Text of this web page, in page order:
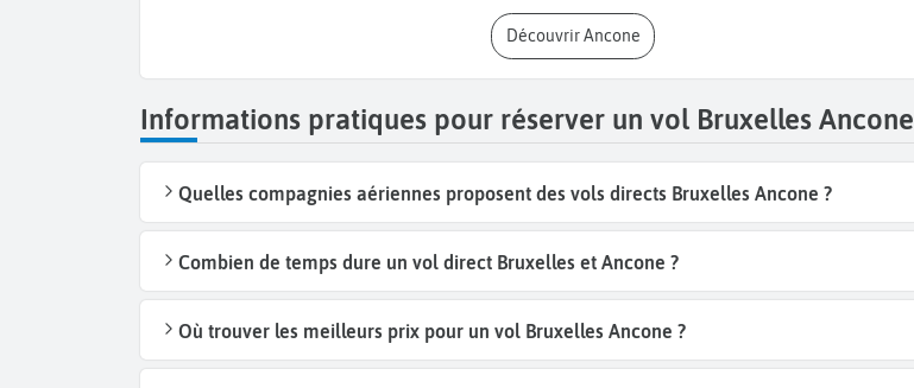
Découvrir Ancone
Informations pratiques pour réserver un vol Bruxelles Ancone
Quelles compagnies aériennes proposent des vols directs Bruxelles Ancone ?
Combien de temps dure un vol direct Bruxelles et Ancone ?
Où trouver les meilleurs prix pour un vol Bruxelles Ancone ?